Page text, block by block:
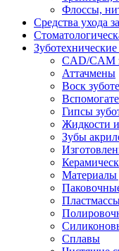
Флоссы,
Средства ухода
CAD/CAM
Аттачмены
Воск
Гипсы
Жидкости и
Зубы
Материалы
Сплавы